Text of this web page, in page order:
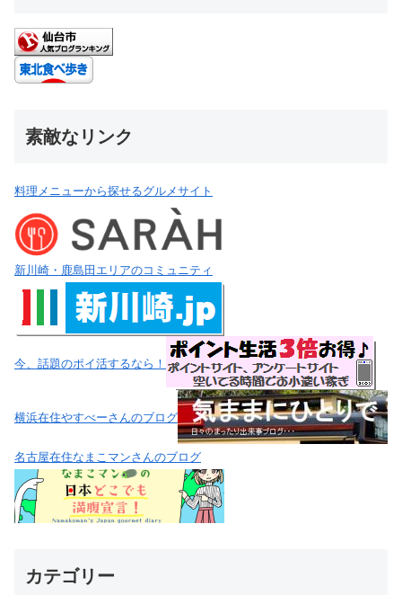
素敵なリンク
料理メニューから探せるグルメサイト
新川崎・鹿島田エリアのコミュニティ
今、話題のポイ活するなら！
横浜在住やすべーさんのブログ
名古屋在住なまこマンさんのブログ
カテゴリー